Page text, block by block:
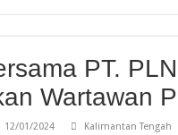
PT.
Wartawan
12/01/2024 Kalimantan Tengah